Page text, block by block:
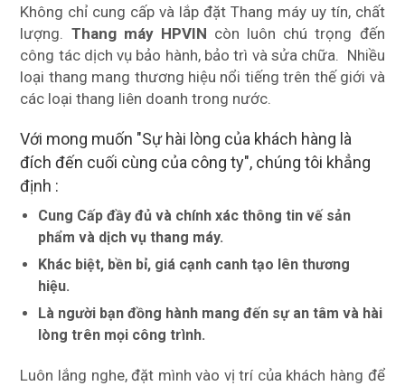
Không chỉ cung cấp và lắp đặt Thang máy uy tín, chất
lượng. Thang máy HPVIN còn luôn chú trọng đến
công tác dịch vụ bảo hành, bảo trì và sửa chữa. Nhiều
loại thang mang thương hiệu nổi tiếng trên thế giới và
các loại thang liên doanh trong nước.
Với mong muốn "Sự hài lòng của khách hàng là
đích đến cuối cùng của công ty", chúng tôi khẳng
định :
Cung Cấp đầy đủ và chính xác thông tin vế sản
phẩm và dịch vụ thang máy.
Khác biệt, bền bỉ, giá cạnh canh tạo lên thương
hiệu.
Là người bạn đồng hành mang đến sự an tâm và hài
lòng trên mọi công trình.
Luôn lắng nghe, đặt mình vào vị trí của khách hàng để